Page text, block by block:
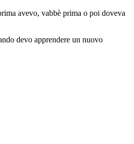
avevo, vabbè prima o poi doveva
devo apprendere un nuovo